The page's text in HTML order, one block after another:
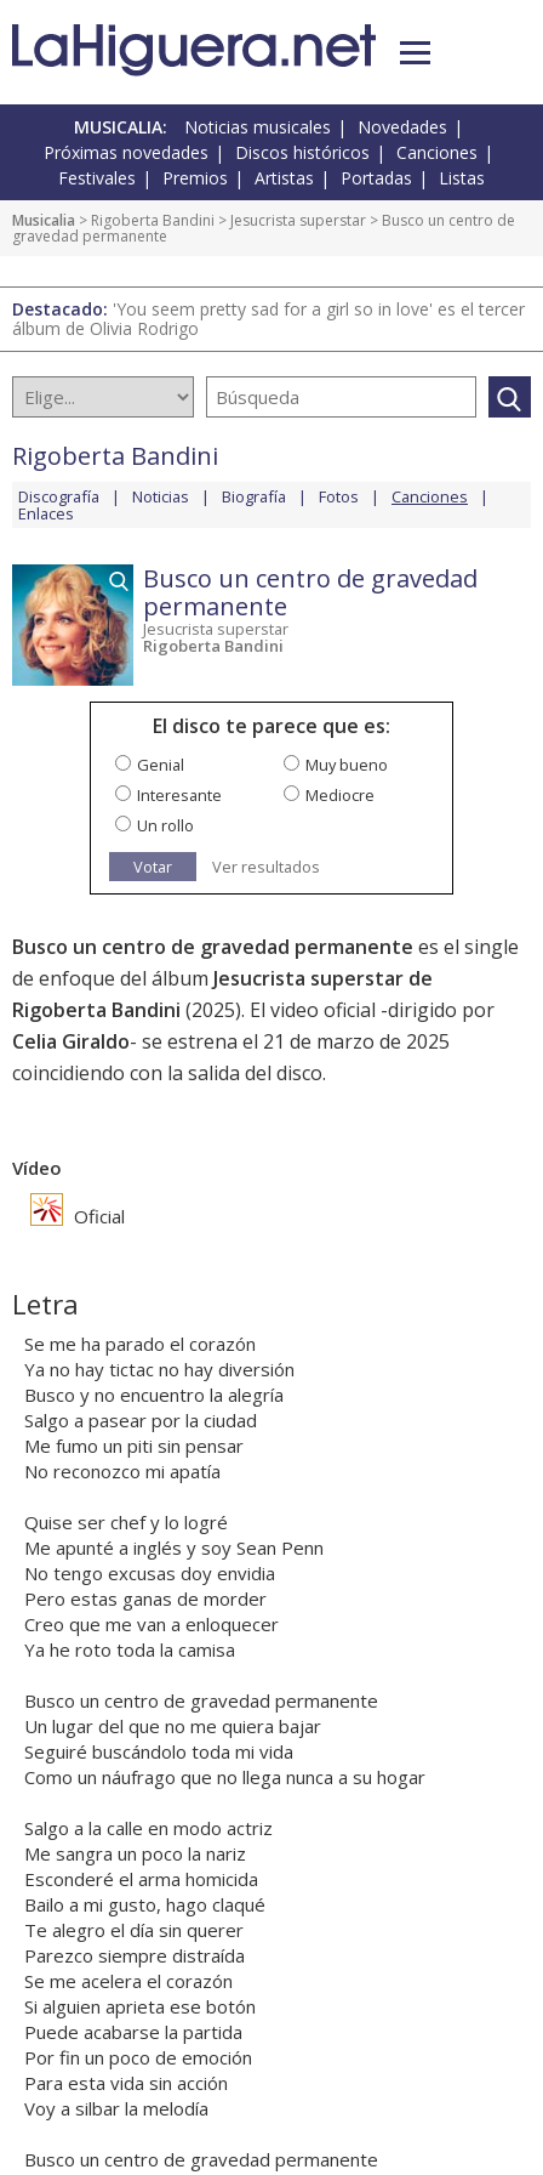
MUSICALIA: Noticias musicales
Novedades
Próximas novedades
Discos históricos
Canciones
Festivales
Premios Artistas Portadas Listas
Musicalia > Rigoberta Bandini > Jesucrista superstar > Busco un centro de
gravedad permanente
Destacado: 'You seem pretty sad for a girl so in love' es el tercer
álbum de Olivia Rodrigo
Rigoberta Bandini
Discografía Noticias Biografía Fotos Canciones
Enlaces
Busco un centro de gravedad
permanente
Jesucrista superstar
Rigoberta Bandini
El disco te parece que es:
Genial
Muy bueno
Interesante
Mediocre
Un rollo
Votar
Ver resultados
Busco un centro de gravedad permanente es el single
de enfoque del álbum Jesucrista superstar de
Rigoberta Bandini (2025). El video oficial -dirigido por
Celia Giraldo- se estrena el 21 de marzo de 2025
coincidiendo con la salida del disco.
Vídeo
Oficial
Letra
Se me ha parado el corazón
Ya no hay tictac no hay diversión
Busco y no encuentro la alegría
Salgo a pasear por la ciudad
Me fumo un piti sin pensar
No reconozco mi apatía
Quise ser chef y lo logré
Me apunté a inglés y soy Sean Penn
No tengo excusas doy envidia
Pero estas ganas de morder
Creo que me van a enloquecer
Ya he roto toda la camisa
Busco un centro de gravedad permanente
Un lugar del que no me quiera bajar
Seguiré buscándolo toda mi vida
Como un náufrago que no llega nunca a su hogar
Salgo a la calle en modo actriz
Me sangra un poco la nariz
Esconderé el arma homicida
Bailo a mi gusto, hago claqué
Te alegro el día sin querer
Parezco siempre distraída
Se me acelera el corazón
Si alguien aprieta ese botón
Puede acabarse la partida
Por fin un poco de emoción
Para esta vida sin acción
Voy a silbar la melodía
Busco un centro de gravedad permanente